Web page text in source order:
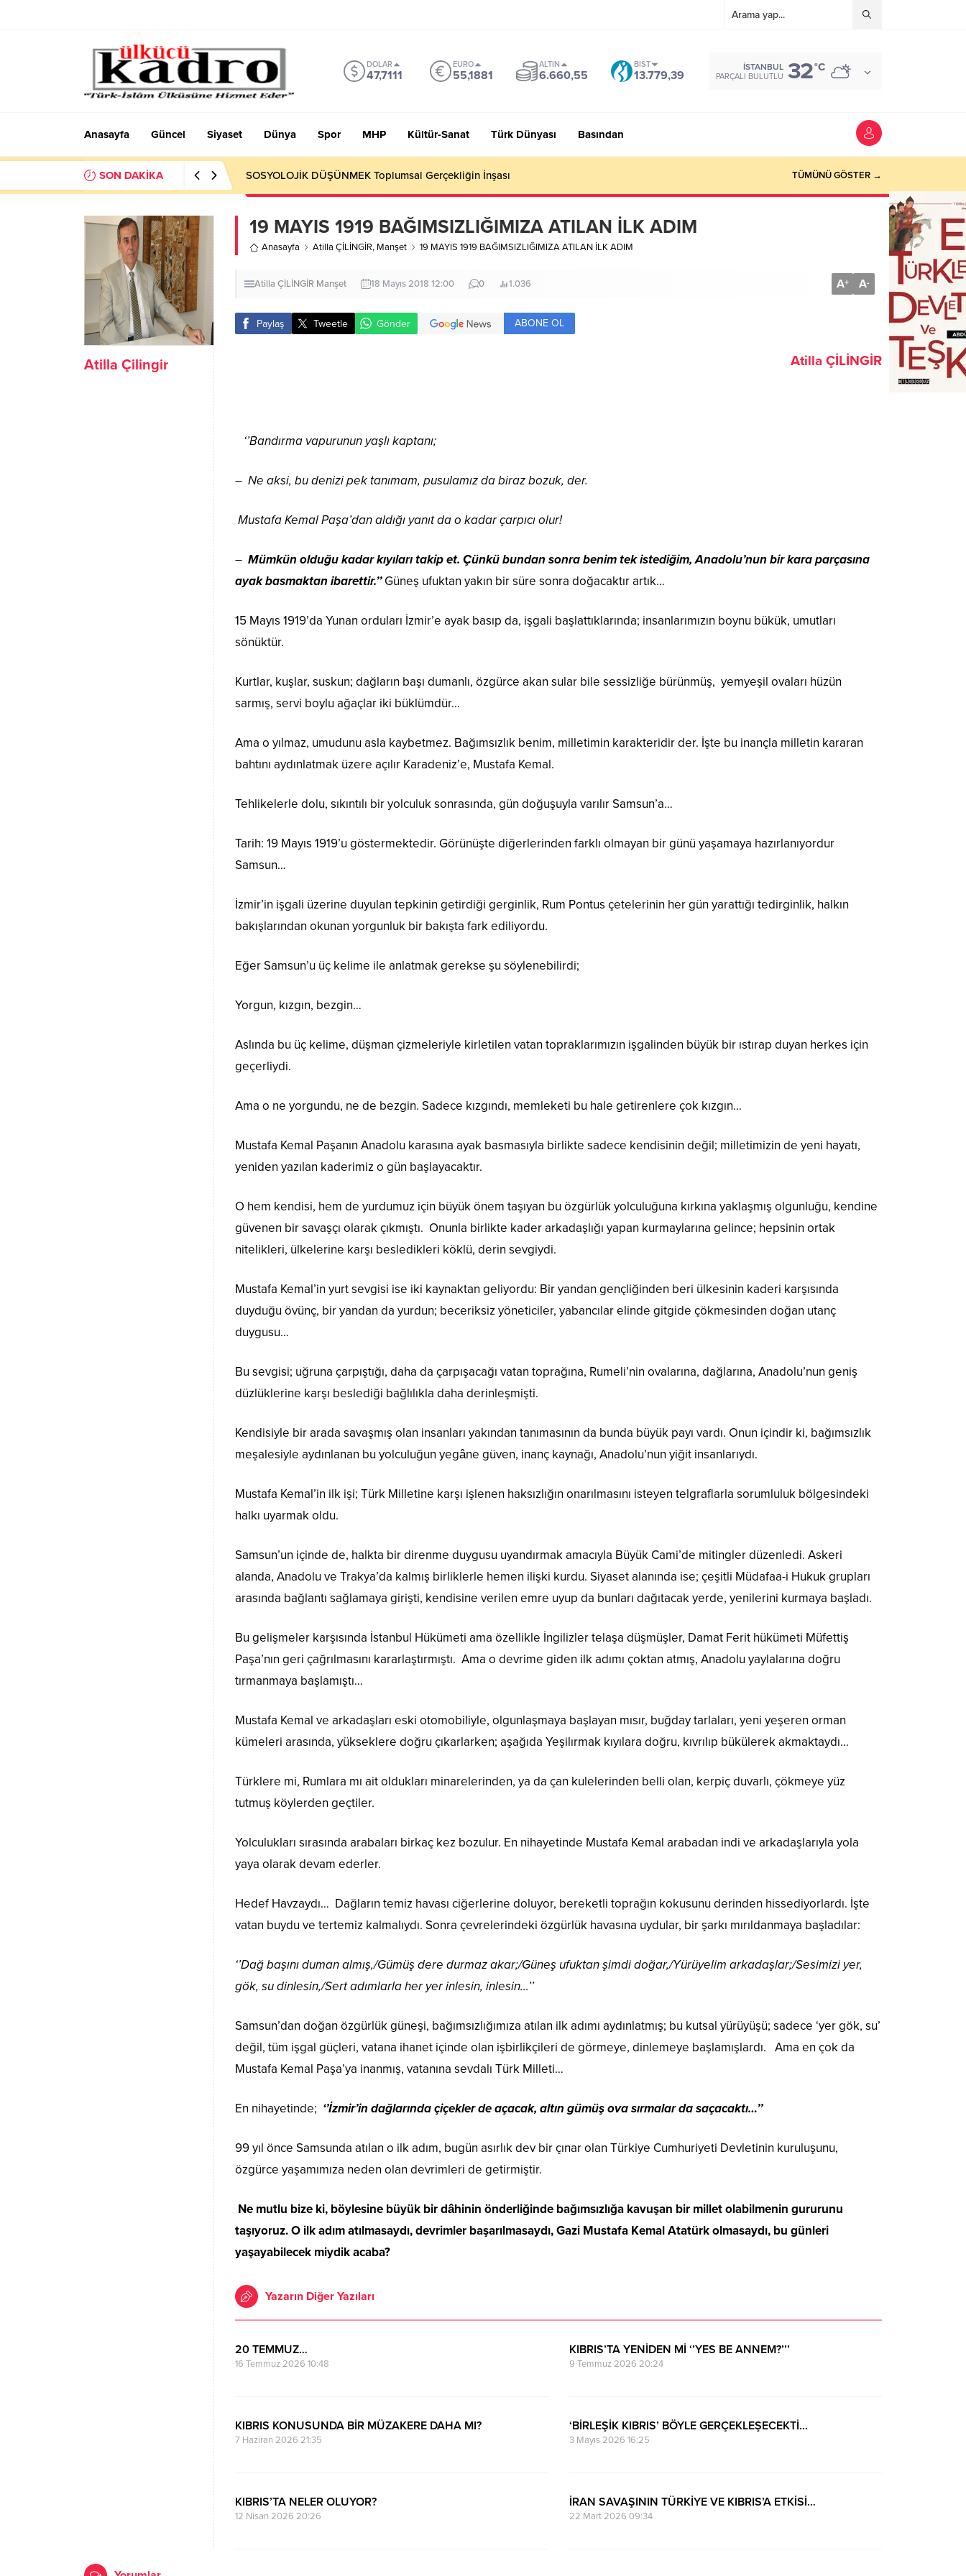
DOLAR
47,7111
EURO
55,1881
ALTIN
6.660,55
BIST
13.779,39
İSTANBUL
PARÇALI BULUTLU 32°C
Anasayfa Güncel Siyaset Dünya Spor MHP Kültür-Sanat Türk Dünyası Basından
SON DAKİKA Okumayı Pek de Sevmiyoruz Herhalde TÜMÜNÜ GÖSTER →
Atilla Çilingir
19 MAYIS 1919 BAĞIMSIZLIĞIMIZA ATILAN İLK ADIM
Anasayfa Atilla ÇİLİNGİR, Manşet 19 MAYIS 1919 BAĞIMSIZLIĞIMIZA ATILAN İLK ADIM
Atilla ÇİLİNGİR Manşet 18 Mayıs 2018 12:00 0 1.036 A+ A-
Paylaş Tweetle Gönder ABONE OL
Atilla ÇİLİNGİR
‘’Bandırma vapurunun yaşlı kaptanı;
– Ne aksi, bu denizi pek tanımam, pusulamız da biraz bozuk, der.
Mustafa Kemal Paşa’dan aldığı yanıt da o kadar çarpıcı olur!
– Mümkün olduğu kadar kıyıları takip et. Çünkü bundan sonra benim tek istediğim, Anadolu’nun bir kara parçasına
ayak basmaktan ibarettir.’’ Güneş ufuktan yakın bir süre sonra doğacaktır artık…
15 Mayıs 1919’da Yunan orduları İzmir’e ayak basıp da, işgali başlattıklarında; insanlarımızın boynu bükük, umutları
sönüktür.
Kurtlar, kuşlar, suskun; dağların başı dumanlı, özgürce akan sular bile sessizliğe bürünmüş, yemyeşil ovaları hüzün
sarmış, servi boylu ağaçlar iki büklümdür…
Ama o yılmaz, umudunu asla kaybetmez. Bağımsızlık benim, milletimin karakteridir der. İşte bu inançla milletin kararan
bahtını aydınlatmak üzere açılır Karadeniz’e, Mustafa Kemal.
Tehlikelerle dolu, sıkıntılı bir yolculuk sonrasında, gün doğuşuyla varılır Samsun’a…
Tarih: 19 Mayıs 1919’u göstermektedir. Görünüşte diğerlerinden farklı olmayan bir günü yaşamaya hazırlanıyordur
Samsun…
İzmir’in işgali üzerine duyulan tepkinin getirdiği gerginlik, Rum Pontus çetelerinin her gün yarattığı tedirginlik, halkın
bakışlarından okunan yorgunluk bir bakışta fark ediliyordu.
Eğer Samsun’u üç kelime ile anlatmak gerekse şu söylenebilirdi;
Yorgun, kızgın, bezgin…
Aslında bu üç kelime, düşman çizmeleriyle kirletilen vatan topraklarımızın işgalinden büyük bir ıstırap duyan herkes için
geçerliydi.
Ama o ne yorgundu, ne de bezgin. Sadece kızgındı, memleketi bu hale getirenlere çok kızgın…
Mustafa Kemal Paşanın Anadolu karasına ayak basmasıyla birlikte sadece kendisinin değil; milletimizin de yeni hayatı,
yeniden yazılan kaderimiz o gün başlayacaktır.
O hem kendisi, hem de yurdumuz için büyük önem taşıyan bu özgürlük yolculuğuna kırkına yaklaşmış olgunluğu, kendine
güvenen bir savaşçı olarak çıkmıştı. Onunla birlikte kader arkadaşlığı yapan kurmaylarına gelince; hepsinin ortak
nitelikleri, ülkelerine karşı besledikleri köklü, derin sevgiydi.
Mustafa Kemal’in yurt sevgisi ise iki kaynaktan geliyordu: Bir yandan gençliğinden beri ülkesinin kaderi karşısında
duyduğu övünç, bir yandan da yurdun; beceriksiz yöneticiler, yabancılar elinde gitgide çökmesinden doğan utanç
duygusu…
Bu sevgisi; uğruna çarpıştığı, daha da çarpışacağı vatan toprağına, Rumeli’nin ovalarına, dağlarına, Anadolu’nun geniş
düzlüklerine karşı beslediği bağlılıkla daha derinleşmişti.
Kendisiyle bir arada savaşmış olan insanları yakından tanımasının da bunda büyük payı vardı. Onun içindir ki, bağımsızlık
meşalesiyle aydınlanan bu yolculuğun yegâne güven, inanç kaynağı, Anadolu’nun yiğit insanlarıydı.
Mustafa Kemal’in ilk işi; Türk Milletine karşı işlenen haksızlığın onarılmasını isteyen telgraflarla sorumluluk bölgesindeki
halkı uyarmak oldu.
Samsun’un içinde de, halkta bir direnme duygusu uyandırmak amacıyla Büyük Cami’de mitingler düzenledi. Askeri
alanda, Anadolu ve Trakya’da kalmış birliklerle hemen ilişki kurdu. Siyaset alanında ise; çeşitli Müdafaa-i Hukuk grupları
arasında bağlantı sağlamaya girişti, kendisine verilen emre uyup da bunları dağıtacak yerde, yenilerini kurmaya başladı.
Bu gelişmeler karşısında İstanbul Hükümeti ama özellikle İngilizler telaşa düşmüşler, Damat Ferit hükümeti Müfettiş
Paşa’nın geri çağrılmasını kararlaştırmıştı. Ama o devrime giden ilk adımı çoktan atmış, Anadolu yaylalarına doğru
tırmanmaya başlamıştı…
Mustafa Kemal ve arkadaşları eski otomobiliyle, olgunlaşmaya başlayan mısır, buğday tarlaları, yeni yeşeren orman
kümeleri arasında, yükseklere doğru çıkarlarken; aşağıda Yeşilırmak kıyılara doğru, kıvrılıp bükülerek akmaktaydı…
Türklere mi, Rumlara mı ait oldukları minarelerinden, ya da çan kulelerinden belli olan, kerpiç duvarlı, çökmeye yüz
tutmuş köylerden geçtiler.
Yolculukları sırasında arabaları birkaç kez bozulur. En nihayetinde Mustafa Kemal arabadan indi ve arkadaşlarıyla yola
yaya olarak devam ederler.
Hedef Havzaydı… Dağların temiz havası ciğerlerine doluyor, bereketli toprağın kokusunu derinden hissediyorlardı. İşte
vatan buydu ve tertemiz kalmalıydı. Sonra çevrelerindeki özgürlük havasına uydular, bir şarkı mırıldanmaya başladılar:
‘’Dağ başını duman almış,/Gümüş dere durmaz akar;/Güneş ufuktan şimdi doğar,/Yürüyelim arkadaşlar;/Sesimizi yer,
gök, su dinlesin,/Sert adımlarla her yer inlesin, inlesin…’’
Samsun’dan doğan özgürlük güneşi, bağımsızlığımıza atılan ilk adımı aydınlatmış; bu kutsal yürüyüşü; sadece ‘yer gök, su’
değil, tüm işgal güçleri, vatana ihanet içinde olan işbirlikçileri de görmeye, dinlemeye başlamışlardı. Ama en çok da
Mustafa Kemal Paşa’ya inanmış, vatanına sevdalı Türk Milleti…
En nihayetinde; ‘’İzmir’in dağlarında çiçekler de açacak, altın gümüş ova sırmalar da saçacaktı…’’
99 yıl önce Samsunda atılan o ilk adım, bugün asırlık dev bir çınar olan Türkiye Cumhuriyeti Devletinin kuruluşunu,
özgürce yaşamımıza neden olan devrimleri de getirmiştir.
Ne mutlu bize ki, böylesine büyük bir dâhinin önderliğinde bağımsızlığa kavuşan bir millet olabilmenin gururunu
taşıyoruz. O ilk adım atılmasaydı, devrimler başarılmasaydı, Gazi Mustafa Kemal Atatürk olmasaydı, bu günleri
yaşayabilecek miydik acaba?
Yazarın Diğer Yazıları
20 TEMMUZ…
16 Temmuz 2026 10:48
KIBRIS’TA YENİDEN Mİ ‘’YES BE ANNEM?’’’
9 Temmuz 2026 20:24
KIBRIS KONUSUNDA BİR MÜZAKERE DAHA MI?
7 Haziran 2026 21:35
‘BİRLEŞİK KIBRIS’ BÖYLE GERÇEKLEŞECEKTİ…
3 Mayıs 2026 16:25
KIBRIS’TA NELER OLUYOR?
12 Nisan 2026 20:26
İRAN SAVAŞININ TÜRKİYE VE KIBRIS’A ETKİSİ…
22 Mart 2026 09:34